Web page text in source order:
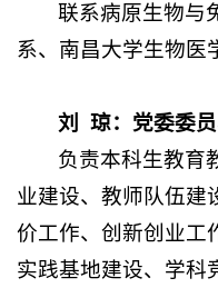
联系病原生物与
系、南昌大学生物医
刘 琼： 党委委员
负责本科生教育
业建设、教师队伍建
价工作、 创新创业工
实践基地建设、学科